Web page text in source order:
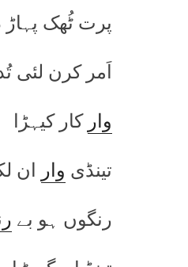
پرت ٹُھک
اَمر کرن لئی
وار کار کیہڑا
تینڈی وار ان
رنگوں ہو بے